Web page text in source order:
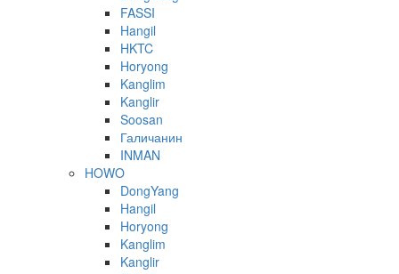
FASSI
Hangil
HKTC
Horyong
Kanglim
Kanglir
Soosan
Галичанин
INMAN
HOWO
DongYang
Hangil
Horyong
Kanglim
Kanglir